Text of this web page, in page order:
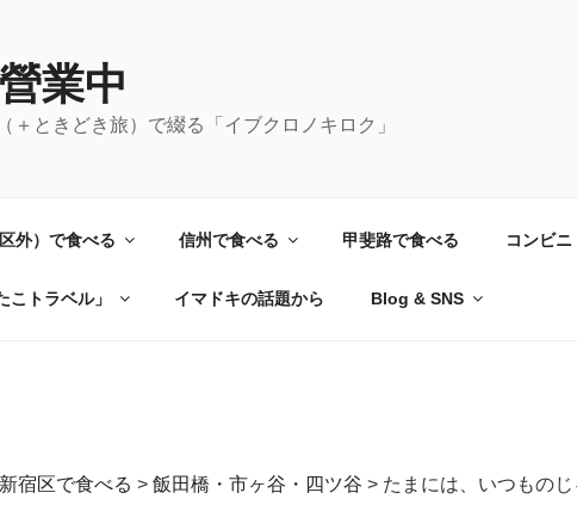
業中
ときどき旅）で綴る「イブクロノキロク」
外）で食べる 信州で食べる 甲斐路で食べる コンビ
こトラベル」 イマドキの話題から Blog & SNS
新宿区で食べる > 飯田橋・市ヶ谷・四ツ谷 > たまには、いつもの